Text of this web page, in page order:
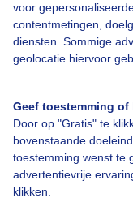
voor
contentmetingen,
diensten. Sommige
geolocatie hiervoor
Geef toestemming
Door op "Gratis" te
bovenstaande
toestemming wenst te
advertentievrije
klikken.
Bedrijfsgegevens
Veelgestelde
Contact